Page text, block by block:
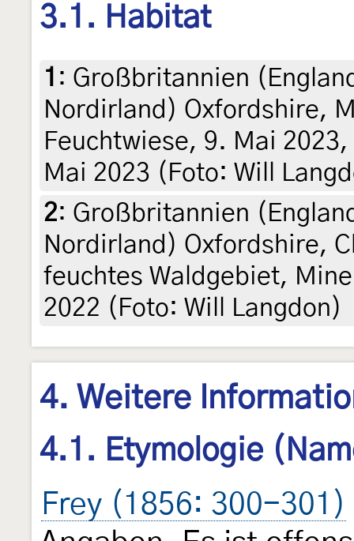
3.1. Habitat
1 : Großbritannien
Nordirland) Oxfordshire,
Feuchtwiese, 9. Mai
Mai 2023 (Foto: Will
2: Großbritannien
Nordirland) Oxfordshire,
feuchtes Waldgebiet,
2022 (Foto: Will Langdon)
4. Weitere
4.1. Etymologie
Frey (1856: 300-301)